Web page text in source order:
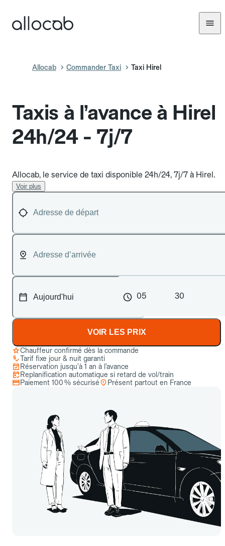
Allocab Commander Taxi Taxi Hirel
Taxis à l’avance à Hirel
24h/24 - 7j/7
Allocab, le service de taxi disponible 24h/24, 7j/7 à Hirel.
Voir plus
05 30
VOIR LES PRIX
Chauffeur confirmé dès la commande
Tarif fixe jour & nuit garanti
Réservation jusqu’à 1 an à l’avance
Replanification automatique si retard de vol/train
Paiement 100 % sécurisé
Présent partout en France